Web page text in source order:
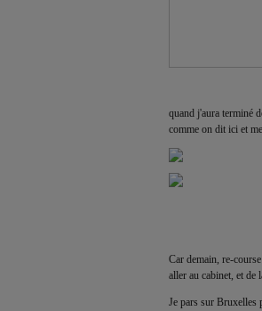
quand j'aura terminé
comme on dit ici et
Car demain, re-
aller au cabinet, et de
Je pars sur Bruxelles